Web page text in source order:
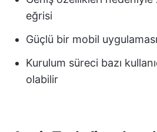
eğrisi
Güçlü bir mobil
Kurulum süreci bazı
olabilir